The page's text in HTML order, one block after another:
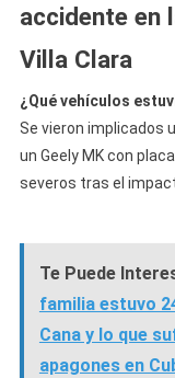
accidente en
Villa Clara
¿Qué vehículos
Se vieron implicados
un Geely MK con
severos tras el
Te Puede
familia estuvo
Cana y lo que
apagones en